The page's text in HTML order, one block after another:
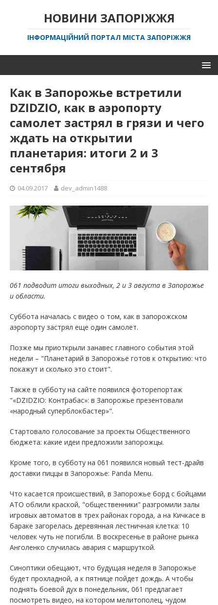
НОВИНИ ЗАПОРІЖЖЯ
ІНФОРМАЦІЙНИЙ ПОРТАЛ МІСТА ЗАПОРІЖЖЯ
Как в Запорожье встретили
DZIDZIO, как в аэропорту
самолет застрял в грязи и чего
ждать на открытии
планетария: итоги 2 и 3
сентября
04.09.2017 dev_admin1488
061 подводит итоги выходных, 2 и 3 августа в Запорожье
и области.
Суббота началась с видео о том, как в запорожском
аэропорту застрял еще один самолет.
Позже мы приоткрыли занавес главного события этой
недели – "Планетарий в Запорожье готов к открытию: что
покажут и сколько это стоит".
Также в субботу на сайте появился фоторепортаж
"«DZIDZIO: Контрабас»: в Запорожье презентовали
«народный суперблокбастер»".
Стартовало голосование за проекты Общественного
бюджета: какие идеи предложили запорожцы.
Кроме того, в субботу на 061 появился новый тест-драйв
доставки пиццы в Запорожье: Panda Menu.
Что касается происшествий, в Запорожье борд с бойцами
АТО облили краской, "общественники" разгромили залы
игровых автоматов в трех районах города, а на Кичкасе в
бараке загорелась деревянная лестничная клетка: 10
человек чуть не погибли. В воскресенье в районе рынка
Анголенко случилась авария с маршруткой.
Синоптики обещают, что будущая неделя в Запорожье
будет прохладной, а к пятнице пойдет дождь. А чтобы
поднять боевой дух в понедельник, 061 предлагает
посмотреть видео, на котором мелитополец, чудом